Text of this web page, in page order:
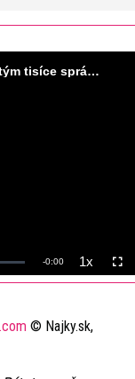
Remaining
-0:00 1xPlayback
Rate
Upútavka: Keď sa rozsvieti svetlo, sú za tým tisíce správnych rozhodnutí. Ako vzniká infraštruktúra, ktorú nevnímame?
© Najky.sk,